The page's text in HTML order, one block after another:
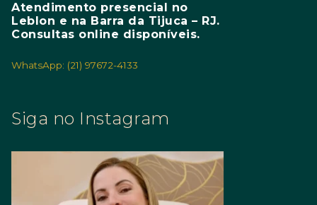
Atendimento presencial no
Leblon e na Barra da Tijuca – RJ.
Consultas online disponíveis.
WhatsApp: (21) 97672-4133
Siga no Instagram